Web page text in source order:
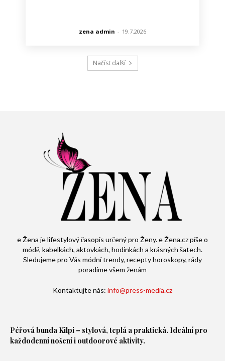
zena admin - 19.7.2026
Načíst další
e Žena je lifestylový časopis určený pro Ženy. e Žena.cz píše o
módě, kabelkách, aktovkách, hodinkách a krásných šatech.
Sledujeme pro Vás módní trendy, recepty horoskopy, rády
poradíme všem ženám
Kontaktujte nás: info@press-media.cz
Péřová bunda Kilpi – stylová, teplá a praktická. Ideální pro
každodenní nošení i outdoorové aktivity.